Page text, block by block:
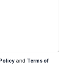
and Terms of